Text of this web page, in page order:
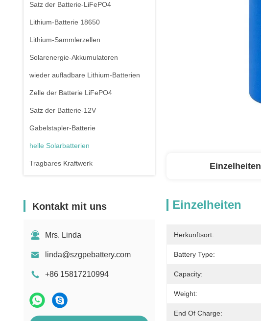
Satz der Batterie-LiFePO4
Lithium-Batterie 18650
Lithium-Sammlerzellen
Solarenergie-Akkumulatoren
wieder aufladbare Lithium-Batterien
Zelle der Batterie LiFePO4
Satz der Batterie-12V
Gabelstapler-Batterie
helle Solarbatterien
Tragbares Kraftwerk
Kontakt mit uns
Mrs. Linda
linda@szgpebattery.com
+86 15817210994
Einzelheiten
Einzelheiten
Herkunftsort:
Battery Type:
Capacity:
Weight:
End Of Charge: